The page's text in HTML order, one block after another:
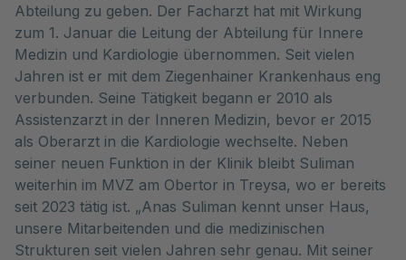
Abteilung zu geben. Der Facharzt hat mit Wirkung
zum 1. Januar die Leitung der Abteilung für Innere
Medizin und Kardiologie übernommen. Seit vielen
Jahren ist er mit dem Ziegenhainer Krankenhaus eng
verbunden. Seine Tätigkeit begann er 2010 als
Assistenzarzt in der Inneren Medizin, bevor er 2015
als Oberarzt in die Kardiologie wechselte. Neben
seiner neuen Funktion in der Klinik bleibt Suliman
weiterhin im MVZ am Obertor in Treysa, wo er bereits
seit 2023 tätig ist. „Anas Suliman kennt unser Haus,
unsere Mitarbeitenden und die medizinischen
Strukturen seit vielen Jahren sehr genau. Mit seiner